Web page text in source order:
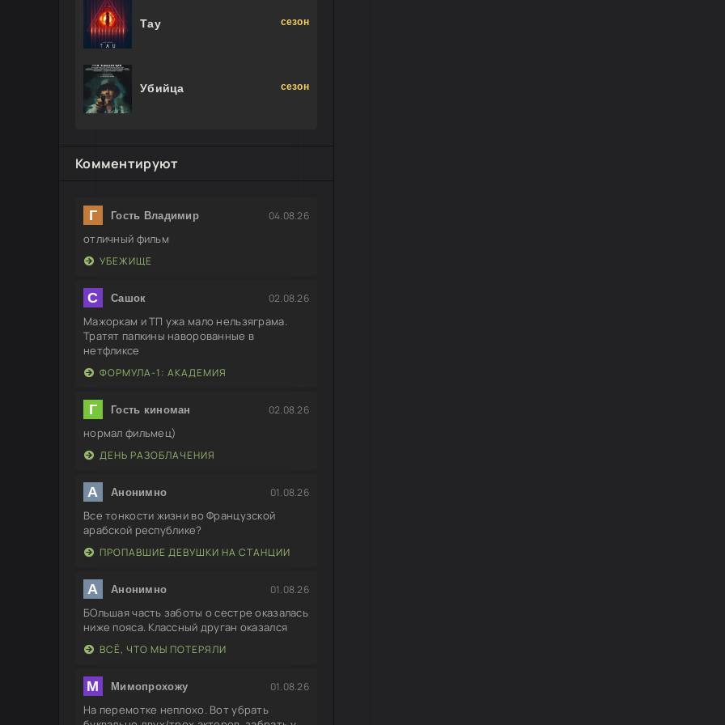
Тау сезон
Убийца сезон
Комментируют
Г Гость Владимир 04.08.26
отличный фильм
УБЕЖИЩЕ
С Сашок 02.08.26
Мажоркам и ТП ужа мало нельзяграма.
Тратят папкины наворованные в
нетфликсе
ФОРМУЛА-1: АКАДЕМИЯ
Г Гость киноман 02.08.26
нормал фильмец)
ДЕНЬ РАЗОБЛАЧЕНИЯ
А Анонимно 01.08.26
Все тонкости жизни во Французской
арабской республике?
ПРОПАВШИЕ ДЕВУШКИ НА СТАНЦИИ
А Анонимно 01.08.26
БОльшая часть заботы о сестре оказалась
ниже пояса. Классный друган оказался
ВСЁ, ЧТО МЫ ПОТЕРЯЛИ
М Мимопрохожу 01.08.26
На перемотке неплохо. Вот убрать